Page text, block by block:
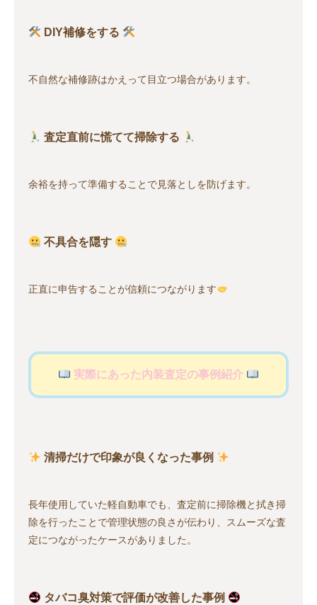
DIY補修をする
不自然な補修跡はかえって目立つ場合があります。
査定直前に慌てて掃除する
余裕を持って準備することで見落としを防げます。
不具合を隠す
正直に申告することが信頼につながります
実際にあった内装査定の事例紹介
清掃だけで印象が良くなった事例
長年使用していた軽自動車でも、査定前に掃除機と拭き掃
除を行ったことで管理状態の良さが伝わり、スムーズな査
定につながったケースがありました。
タバコ臭対策で評価が改善した事例